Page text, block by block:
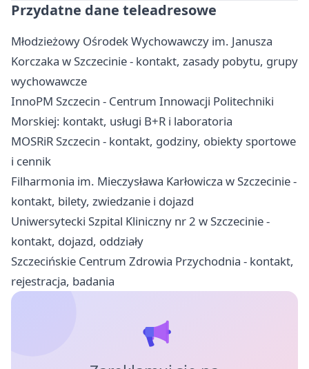
Przydatne dane teleadresowe
Młodzieżowy Ośrodek Wychowawczy im. Janusza
Korczaka w Szczecinie - kontakt, zasady pobytu, grupy
wychowawcze
InnoPM Szczecin - Centrum Innowacji Politechniki
Morskiej: kontakt, usługi B+R i laboratoria
MOSRiR Szczecin - kontakt, godziny, obiekty sportowe
i cennik
Filharmonia im. Mieczysława Karłowicza w Szczecinie -
kontakt, bilety, zwiedzanie i dojazd
Uniwersytecki Szpital Kliniczny nr 2 w Szczecinie -
kontakt, dojazd, oddziały
Szczecińskie Centrum Zdrowia Przychodnia - kontakt,
rejestracja, badania